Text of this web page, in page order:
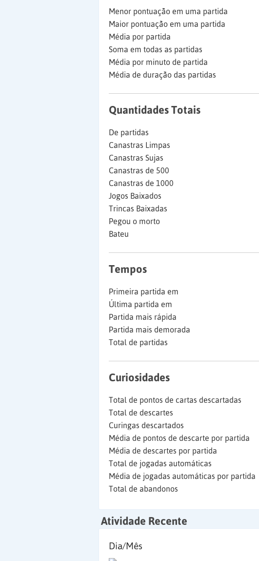
Menor pontuação em uma partida
Maior pontuação em uma partida
Média por partida
Soma em todas as partidas
Média por minuto de partida
Média de duração das partidas
Quantidades Totais
De partidas
Canastras Limpas
Canastras Sujas
Canastras de 500
Canastras de 1000
Jogos Baixados
Trincas Baixadas
Pegou o morto
Bateu
Tempos
Primeira partida em
Última partida em
Partida mais rápida
Partida mais demorada
Total de partidas
Curiosidades
Total de pontos de cartas descartadas
Total de descartes
Curingas descartados
Média de pontos de descarte por partida
Média de descartes por partida
Total de jogadas automáticas
Média de jogadas automáticas por partida
Total de abandonos
Atividade Recente
Dia/Mês